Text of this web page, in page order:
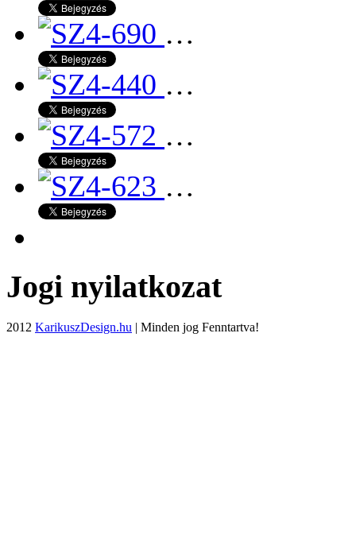
…
…
…
…
Jogi nyilatkozat
2012 KarikuszDesign.hu | Minden jog Fenntartva!